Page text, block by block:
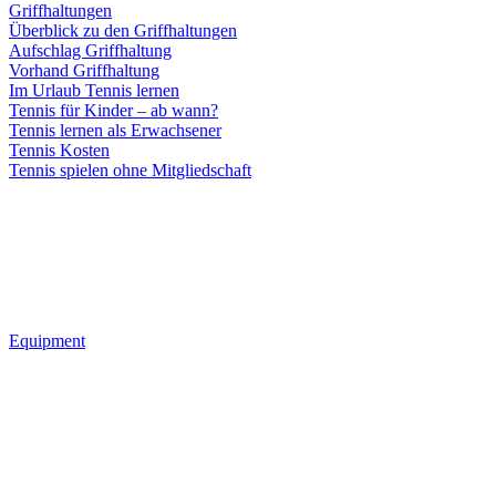
Griffhaltungen
Überblick zu den Griffhaltungen
Aufschlag Griffhaltung
Vorhand Griffhaltung
Im Urlaub Tennis lernen
Tennis für Kinder – ab wann?
Tennis lernen als Erwachsener
Tennis Kosten
Tennis spielen ohne Mitgliedschaft
Equipment